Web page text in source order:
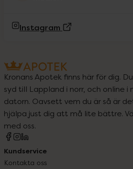
Instagram
Kronans Apotek finns här för dig.
syd till Lappland i norr, och online i
datorn. Oavsett vem du är så är
hjälpa just dig att må lite bättre.
med oss.
Kundservice
Kontakta oss